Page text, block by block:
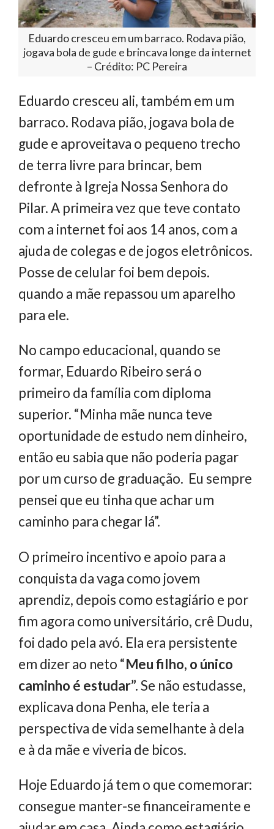
Eduardo cresceu em um barraco. Rodava pião,
jogava bola de gude e brincava longe da internet
– Crédito: PC Pereira
Eduardo cresceu ali, também em um
barraco. Rodava pião, jogava bola de
gude e aproveitava o pequeno trecho
de terra livre para brincar, bem
defronte à Igreja Nossa Senhora do
Pilar. A primeira vez que teve contato
com a internet foi aos 14 anos, com a
ajuda de colegas e de jogos eletrônicos.
Posse de celular foi bem depois.
quando a mãe repassou um aparelho
para ele.
No campo educacional, quando se
formar, Eduardo Ribeiro será o
primeiro da família com diploma
superior. “Minha mãe nunca teve
oportunidade de estudo nem dinheiro,
então eu sabia que não poderia pagar
por um curso de graduação. Eu sempre
pensei que eu tinha que achar um
caminho para chegar lá”.
O primeiro incentivo e apoio para a
conquista da vaga como jovem
aprendiz, depois como estagiário e por
fim agora como universitário, crê Dudu,
foi dado pela avó. Ela era persistente
em dizer ao neto “Meu filho, o único
caminho é estudar”.Se não estudasse,
explicava dona Penha, ele teria a
perspectiva de vida semelhante à dela
e à da mãe e viveria de bicos.
Hoje Eduardo já tem o que comemorar:
consegue manter-se financeiramente e